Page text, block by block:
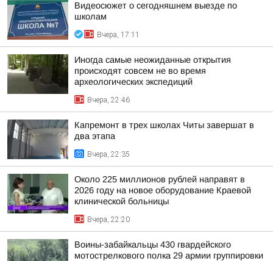
Видеосюжет о сегодняшнем выезде по
школам
Вчера, 17:11
Иногда самые неожиданные открытия
происходят совсем не во время
археологических экспедиций
Вчера, 22:46
Капремонт в трех школах Читы завершат в
два этапа
Вчера, 22:35
Около 225 миллионов рублей направят в
2026 году на новое оборудование Краевой
клинической больницы
Вчера, 22:20
Воины-забайкальцы 430 гвардейского
мотострелкового полка 29 армии группировки